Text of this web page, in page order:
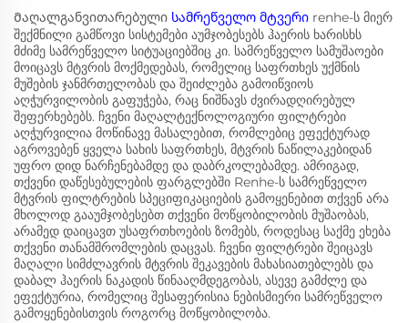
Მაღალგანვითარებული სამრეწველო მტვერი renhe-ს მიერ
შექმნილი გამწოვი სისტემები აუმჯობესებს ჰაერის ხარისხს
მძიმე სამრეწველო სიტუაციებშიც კი. სამრეწველო სამუშაოები
მოიცავს მტვრის მოქმედებას, რომელიც საფრთხეს უქმნის
მუშების ჯანმრთელობას და შეიძლება გამოიწვიოს
აღჭურვილობის გაფუჭება, რაც ნიშნავს ძვირადღირებულ
შეფერხებებს. ჩვენი მაღალტექნოლოგიური ფილტრები
აღჭურვილია მოწინავე მასალებით, რომლებიც ეფექტურად
აგროვებენ ყველა სახის საფრთხეს, მტვრის ნაწილაკებიდან
უფრო დიდ ნარჩენებამდე და დაბრკოლებამდე. ამრიგად,
თქვენი დაწესებულების ფარგლებში Renhe-ს სამრეწველო
მტვრის ფილტრების სპეციფიკაციების გამოყენებით თქვენ არა
მხოლოდ გააუმჯობესებთ თქვენი მოწყობილობის მუშაობას,
არამედ დაიცავთ უსაფრთხოების ზომებს, როდესაც საქმე ეხება
თქვენი თანამშრომლების დაცვას. ჩვენი ფილტრები შეიცავს
მაღალი სიმძლავრის მტვრის შეკავების მახასიათებლებს და
დაბალ ჰაერის ნაკადის წინააღმდეგობას, ასევე გამძლე და
ეფექტურია, რომელიც შესაფერისია ნებისმიერი სამრეწველო
გამოყენებისთვის როგორც მოწყობილობა.